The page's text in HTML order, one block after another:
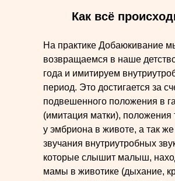
На практике Добаюкивание
возвращаемся в наше
года и имитируем
период. Это достигается за
подвешенного положения в
(имитация матки), положения
у эмбриона в животе, а так же
звучания внутриутробных
которые слышит малыш,
мамы в животике (дыхание,
Как всё